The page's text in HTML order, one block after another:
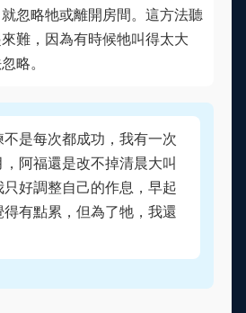
忽略牠或離開房間。這方法聽
難，因為有時候牠叫得太大
略。
是每次都成功，我有一次
阿福還是改不掉清晨大叫
好調整自己的作息，早起
有點累，但為了牠，我還